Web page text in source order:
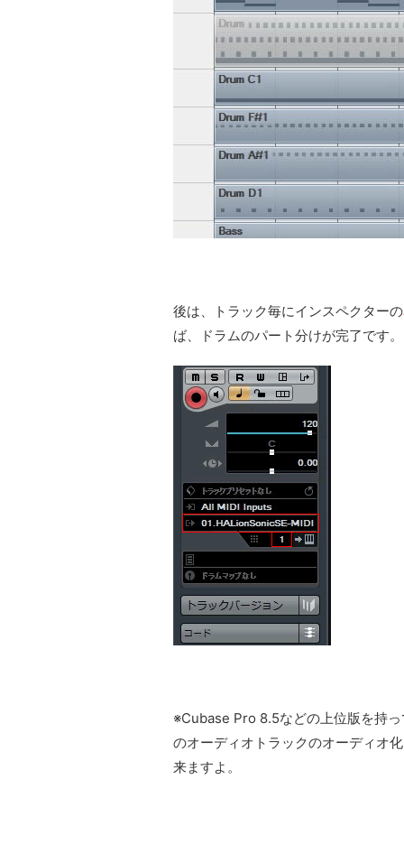
後は、トラック毎にインスペクターの
ば、ドラムのパート分けが完了です。
※Cubase Pro 8.5などの上位版を持
のオーディオトラックのオーディオ
来ますよ。